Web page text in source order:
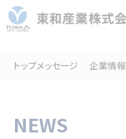
トップメッセージ 企業情報
NEWS